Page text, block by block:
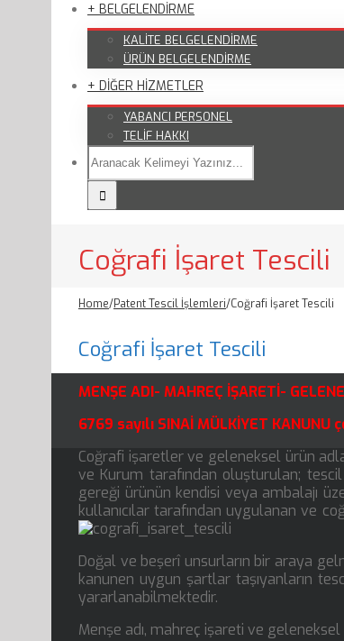
+ BELGELENDİRME
KALİTE BELGELENDİRME
ÜRÜN BELGELENDİRME
+ DİĞER HİZMETLER
YABANCI PERSONEL
TELİF HAKKI
Coğrafi İşaret Tescili
Home/Patent Tescil İşlemleri/Coğrafi İşaret Tescili
Coğrafi İşaret Tescili
MENŞE ADI- MAHREÇ İŞARETİ-
6769 sayılı SINAİ MÜLKİYET KANUNU
Coğrafi işaretler ve geleneksel ürün
ve Kurum tarafından oluşturulan;
gereği ürünün kendisi veya ambalajı
kullanıcılar tarafından uygulanan ve
Doğal ve beşerî unsurların bir araya
kanunen uygun şartlar taşıyanların
yararlanabilmektedir.
Menşe adı, mahreç işareti ve